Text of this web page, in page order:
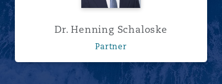
Dr. Henning Schaloske
Partner